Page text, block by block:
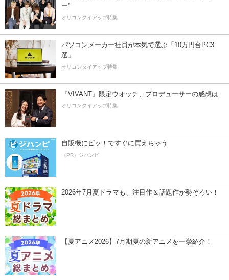
ー”
オリコンタイアップ特集
パソコンメーカー社員が本気で選ぶ「10万円台PC3
選」
オリコンタイアップ特集
『VIVANT』限定ウオッチ、プロデューサーの感想は
オリコンタイアップ特集
自販機にピッ！ですぐに買えちゃう
（PR）ジハンピ
2026年7月夏ドラマも、注目作＆話題作が勢ぞろい！
【夏アニメ2026】7月期夏の新アニメを一挙紹介！